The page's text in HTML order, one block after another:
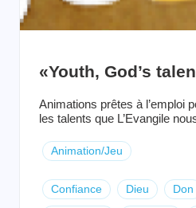
«Youth, God’s
Animations prêtes à l’emploi
les talents que L’Evangile
Animation/Jeu
Confiance Dieu Don